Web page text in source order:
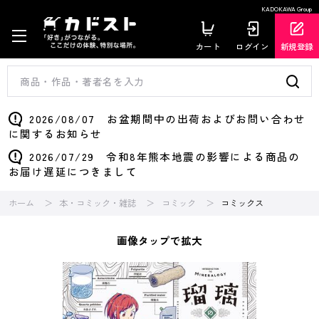
KADOKAWA Group
カート ログイン 新規登録
2026/08/07 お盆期間中の出荷およびお問い合わせ
に関するお知らせ
2026/07/29 令和8年熊本地震の影響による商品の
お届け遅延につきまして
ホーム 本・コミック・雑誌 コミック コミックス
画像タップで拡大